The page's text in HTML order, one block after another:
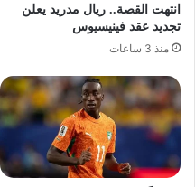
انتهت القصة.. ريال مدريد يعلن
تجديد عقد فينيسيوس
منذ 3 ساعات